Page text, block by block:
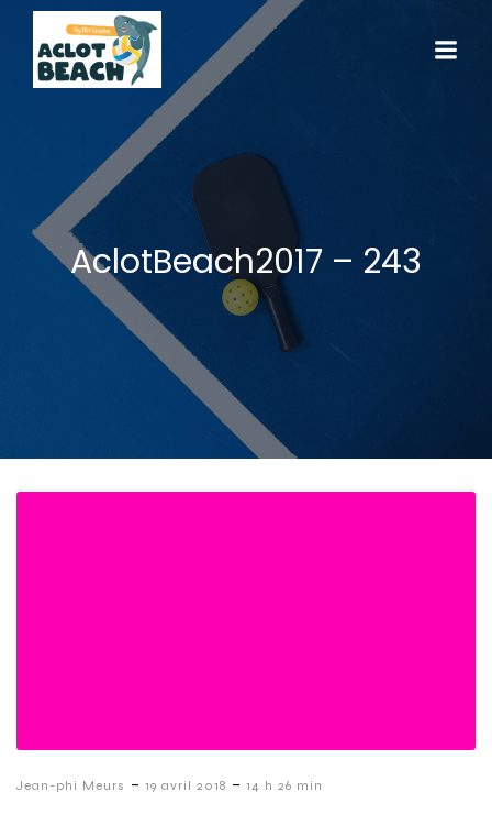
AclotBeach2017 – 243
Jean-phi Meurs - 19 avril 2018 - 14 h 26 min